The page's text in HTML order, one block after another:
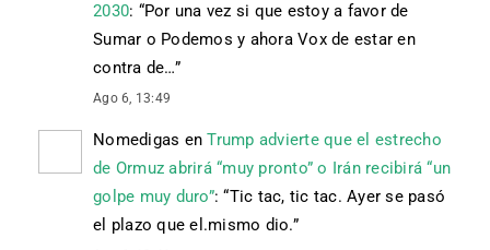
2030: “Por una vez si que estoy a favor de
Sumar o Podemos y ahora Vox de estar en
contra de…”
Ago 6, 13:49
Nomedigas enTrump advierte que el estrecho
de Ormuz abrirá “muy pronto” o Irán recibirá “un
golpe muy duro”: “Tic tac, tic tac. Ayer se pasó
el plazo que el.mismo dio.”